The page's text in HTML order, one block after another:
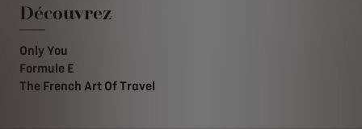
Découvrez
Only You
Formule E
The French Art Of Travel